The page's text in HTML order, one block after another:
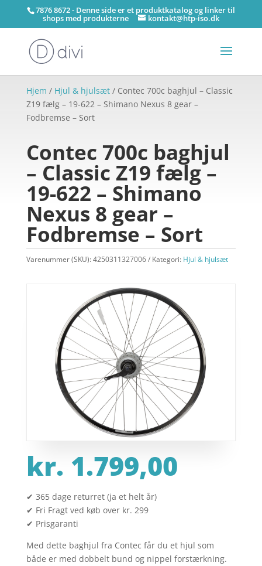
7876 8672 - Denne side er et produktkatalog og linker til
shops med produkterne kontakt@htp-iso.dk
Hjem / Hjul & hjulsæt/ Contec 700c baghjul – Classic
Z19 fælg – 19-622 – Shimano Nexus 8 gear –
Fodbremse – Sort
Contec 700c baghjul
– Classic Z19 fælg –
19-622 – Shimano
Nexus 8 gear –
Fodbremse – Sort
Varenummer (SKU):4250311327006 Kategori: Hjul & hjulsæt
kr. 1.799,00
✔ 365 dage returret (ja et helt år)
✔ Fri Fragt ved køb over kr. 299
✔ Prisgaranti
Med dette baghjul fra Contec får du et hjul som
både er med dobbelt bund og nippel forstærkning.